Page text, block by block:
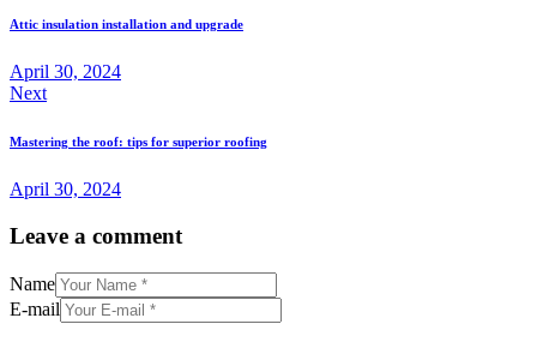
Attic insulation installation and upgrade
April 30, 2024
Next
Mastering the roof: tips for superior roofing
April 30, 2024
Leave a comment
Name
E-mail